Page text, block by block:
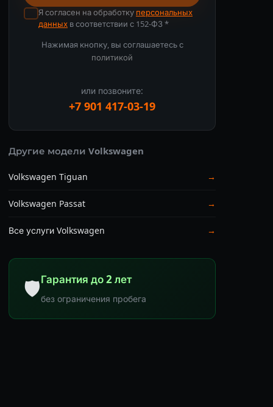
Я согласен на обработку персональных
данных в соответствии с 152-ФЗ *
Нажимая кнопку, вы соглашаетесь с
политикой
или позвоните:
+7 901 417-03-19
Другие модели Volkswagen
Volkswagen Tiguan →
Volkswagen Passat →
Все услуги Volkswagen →
🛡Гарантия до 2 лет
без ограничения пробега